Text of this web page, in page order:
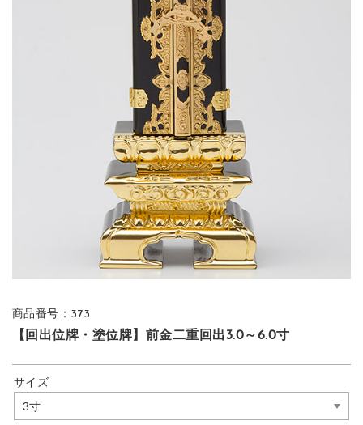
商品番号：373
【回出位牌・塗位牌】前金二重回出3.0～6.0寸
サイズ